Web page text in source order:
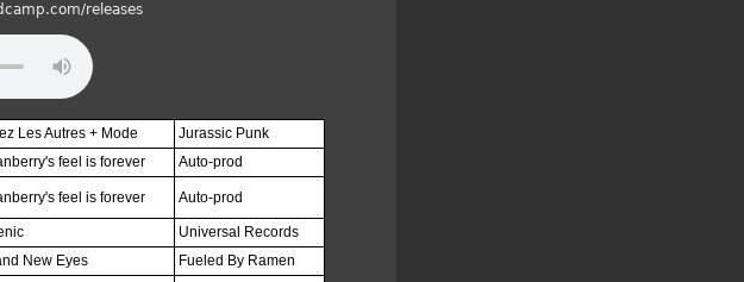
releases
Les Autres + Mode
Jurassic Punk
feel is forever Auto-prod
feel is forever Auto-prod
Universal Records
New Eyes
Fueled By Ramen